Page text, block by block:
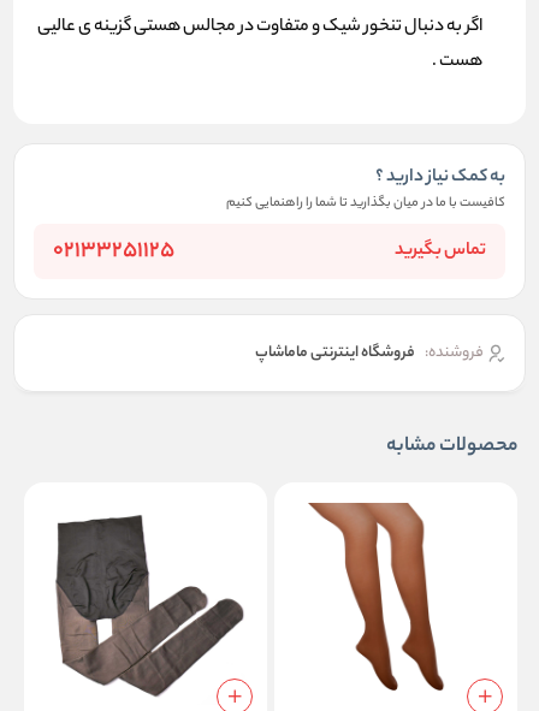
اگر به دنبال تنخور شیک و متفاوت در مجالس هستی گزینه ی عالیی
هست .
به کمک نیاز دارید ؟
کافیست با ما در میان بگذارید تا شما را راهنمایی کنیم
تماس بگیرید 02133251125
فروشنده: فروشگاه اینترنتی ماماشاپ
محصولات مشابه